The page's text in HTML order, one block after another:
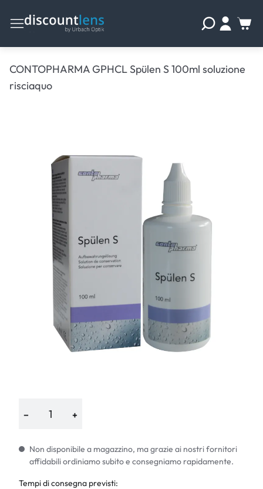
CONTOPHARMA GPHCL Spülen S 100ml soluzione
risciaquo
− +
Non disponibile a magazzino, ma grazie ai nostri fornitori
affidabili ordiniamo subito e consegniamo rapidamente.
Tempi di consegna previsti: